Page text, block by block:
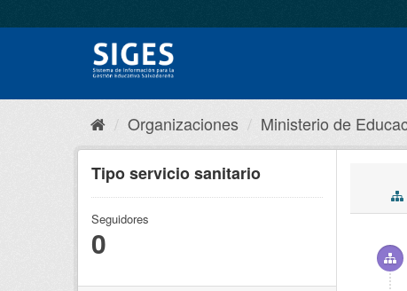
Organizaciones Ministerio de
Tipo servicio sanitario
Seguidores
0